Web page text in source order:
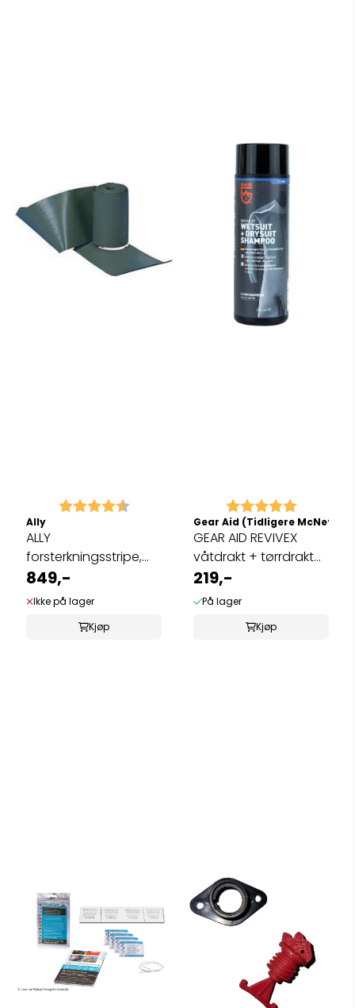
Karakter: 4.7 av 5 mulige
Ally
ALLY
forsterkningsstripe,
mørk grønn
849,-
Ikke på lager
Kjøp
Karakter: 5.0 av 5
Gear Aid (Tidligere McNett)
GEAR AID REVIVEX
våtdrakt + tørrdrakt
shampo
219,-
På lager
Kjøp